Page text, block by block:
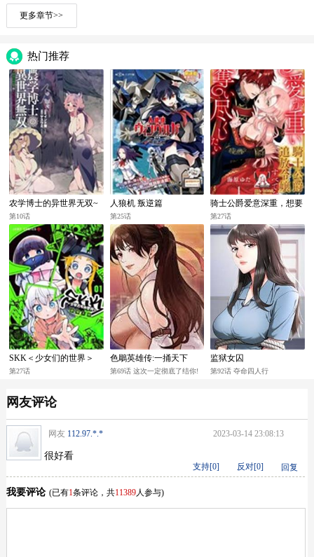
正轨
更多章节>>
热门推荐
农学博士的异世界无双~
利用禁忌知识来建构怪物
女孩后宫~
第10话
人狼机 叛逆篇
第25话
骑士公爵爱意深重，想要
索取放逐千金的一切。
第27话
SKK＜少女们的世界＞
第27话
色鵰英雄传:一捅天下
第69话 这次一定彻底了结你!
监狱女囚
第92话 夺命四人行
网友评论
网友 112.97.*.* 2023-03-14 23:08:13
很好看
回复
反对[0]
支持[0]
我要评论 (已有1条评论，共11389人参与)